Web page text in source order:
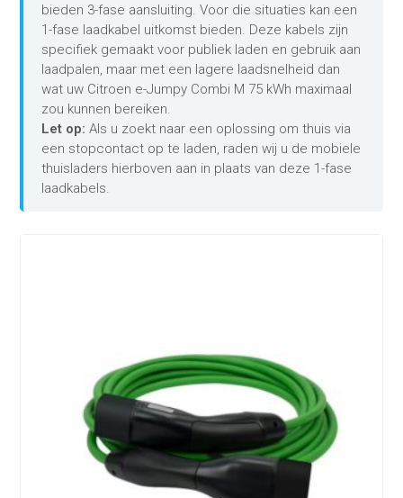
bieden 3-fase aansluiting. Voor die situaties kan een
1-fase laadkabel uitkomst bieden. Deze kabels zijn
specifiek gemaakt voor publiek laden en gebruik aan
laadpalen, maar met een lagere laadsnelheid dan
wat uw Citroen e-Jumpy Combi M 75 kWh maximaal
zou kunnen bereiken.
Let op: Als u zoekt naar een oplossing om thuis via
een stopcontact op te laden, raden wij u de mobiele
thuisladers hierboven aan in plaats van deze 1-fase
laadkabels.